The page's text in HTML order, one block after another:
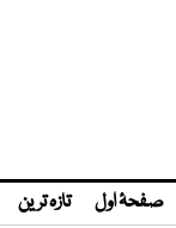
صفحۂ اول تازہ ترین